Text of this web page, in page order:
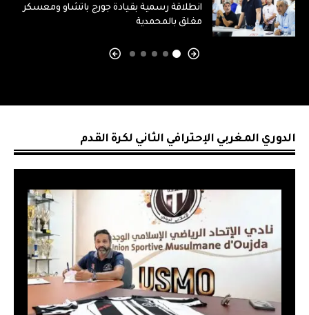
انطلاقة رسمية بقيادة جورج باتشاو ومعسكر
مغلق بالمحمدية
الدوري المغربي الإحترافي الثاني لكرة القدم